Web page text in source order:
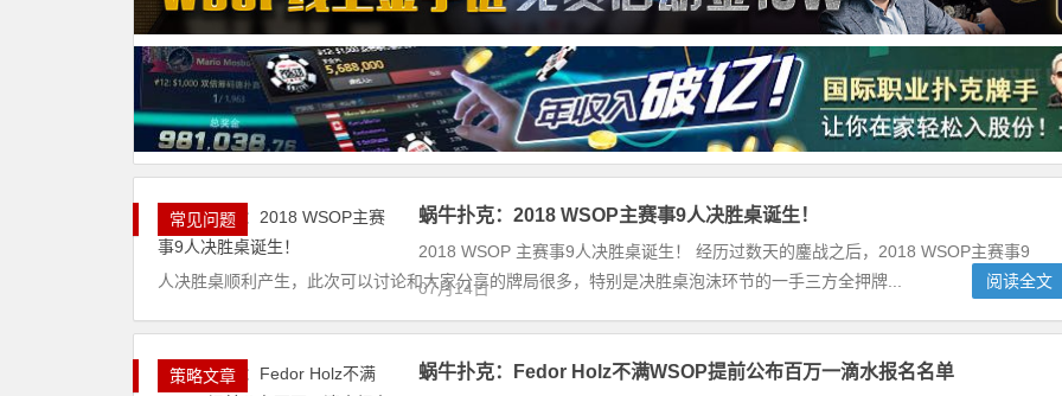
常见问题 蜗牛扑克：2018 WSOP主赛事9人决胜桌诞生！
2018 WSOP 主赛事9人决胜桌诞生！ 经历过数天的鏖战之后，2018 WSOP主赛事9
人决胜桌顺利产生，此次可以讨论和大家分享的牌局很多，特别是决胜桌泡沫环节的一手三方全押牌...
07月14日 阅读全文
策略文章 蜗牛扑克：Fedor Holz不满WSOP提前公布百万一滴水报名名单